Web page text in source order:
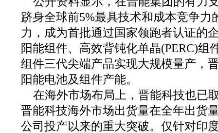
跻身全球前5%最具技术和成本竞争力
力，成为首批通过国家领跑者认证的
阳能组件、高效背钝化单晶(PERC)组
组件三代尖端产品实现大规模量产，
阳能电池及组件产能。
在海外市场布局上，晋能科技也已
晋能科技海外市场出货量在全年出货
公司投产以来的重大突破。仅针对印